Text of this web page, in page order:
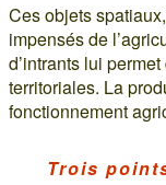
Ces objets
impensés de
d’intrants lui
territoriales. La
fonctionnement
Trois